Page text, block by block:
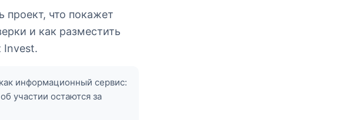
проект, что покажет
и как разместить
Invest.
информационный сервис:
участии остаются за